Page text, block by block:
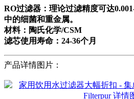
RO过滤器：理论过滤精度可达
中的细菌和重金属。
材料：陶氏化学/CSM
滤芯使用寿命：24-36个月
产品详情图片：